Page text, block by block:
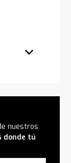
nuestros
donde tú